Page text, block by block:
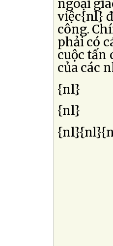
ngoại
việc{nl}
công.
phải có
cuộc tấn
của các
{nl}
{nl}